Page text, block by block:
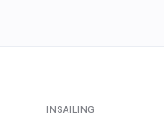
INSAILING